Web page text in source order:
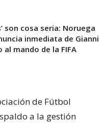
son cosa seria: Noruega
inmediata de Gianni
mando de la FIFA
de Fútbol
a la gestión